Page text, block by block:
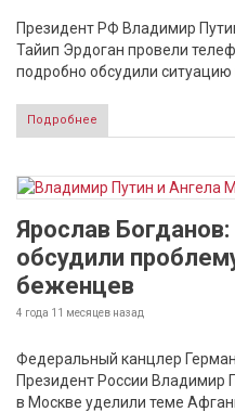
Президент РФ Владимир
Тайип Эрдоган провели
подробно обсудили ситуацию
Подробнее
Ярослав
обсудили
беженцев
4 года 11 месяцев назад
Федеральный канцлер
Президент России Владимир
в Москве уделили теме